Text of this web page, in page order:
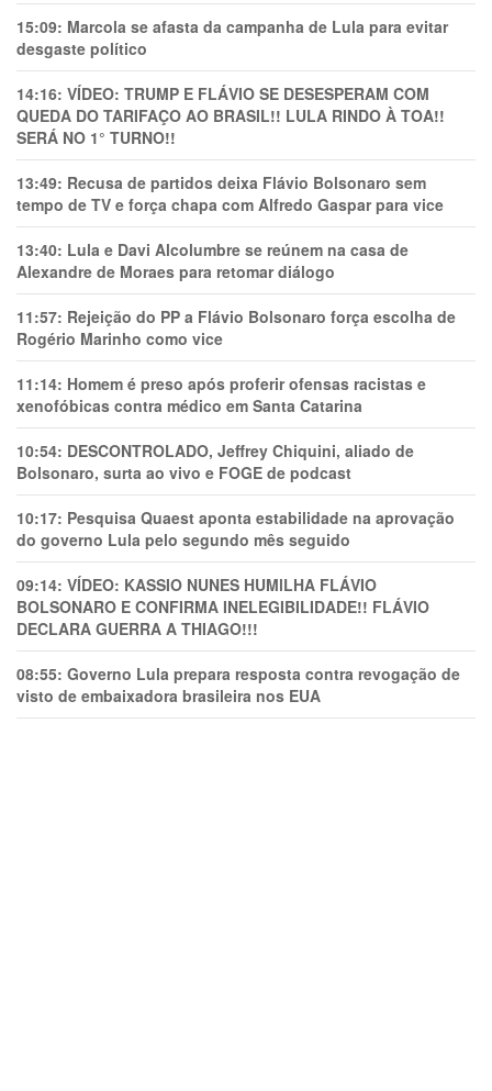
15:09: Marcola se afasta da campanha de Lula para evitar
desgaste político
14:16: VÍDEO: TRUMP E FLÁVIO SE DESESPERAM COM
QUEDA DO TARIFAÇO AO BRASIL!! LULA RINDO À TOA!!
SERÁ NO 1° TURNO!!
13:49: Recusa de partidos deixa Flávio Bolsonaro sem
tempo de TV e força chapa com Alfredo Gaspar para vice
13:40: Lula e Davi Alcolumbre se reúnem na casa de
Alexandre de Moraes para retomar diálogo
11:57: Rejeição do PP a Flávio Bolsonaro força escolha de
Rogério Marinho como vice
11:14: Homem é preso após proferir ofensas racistas e
xenofóbicas contra médico em Santa Catarina
10:54: DESCONTROLADO, Jeffrey Chiquini, aliado de
Bolsonaro, surta ao vivo e FOGE de podcast
10:17: Pesquisa Quaest aponta estabilidade na aprovação
do governo Lula pelo segundo mês seguido
09:14: VÍDEO: KASSIO NUNES HUMlLHA FLÁVIO
BOLSONARO E CONFIRMA INELEGIBILIDADE!! FLÁVIO
DECLARA GUERRA A THIAGO!!!
08:55: Governo Lula prepara resposta contra revogação de
visto de embaixadora brasileira nos EUA